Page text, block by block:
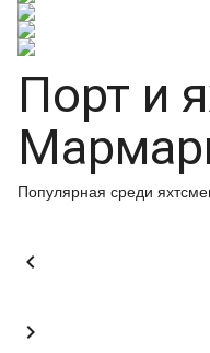
Порт и
Популярная среди

